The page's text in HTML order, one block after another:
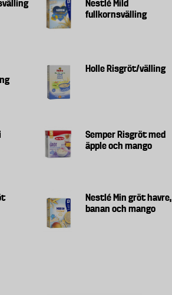
Nestlé Mild
fullkornsvälling
Holle Risgröt/välling
Semper Risgröt med
äpple och mango
Nestlé Min gröt havre,
banan och mango